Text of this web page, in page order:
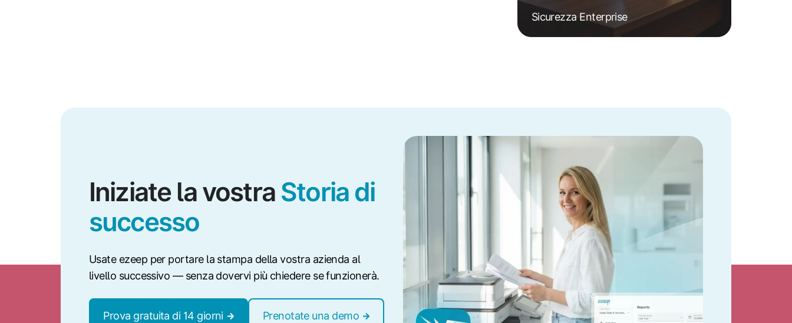
Sicurezza Enterprise
Iniziate la vostra Storia di
successo
Usate ezeep per portare la stampa della vostra azienda al
livello successivo — senza dovervi più chiedere se funzionerà.
Prova gratuita di 14 giorni Prenotate una demo